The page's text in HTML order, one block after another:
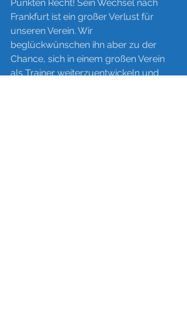
Punkten Recht! Sein Wechsel nach
Frankfurt ist ein großer Verlust für
unseren Verein. Wir
beglückwünschen ihn aber zu der
Chance, sich in einem großen Verein
als Trainer weiterzuentwickeln und